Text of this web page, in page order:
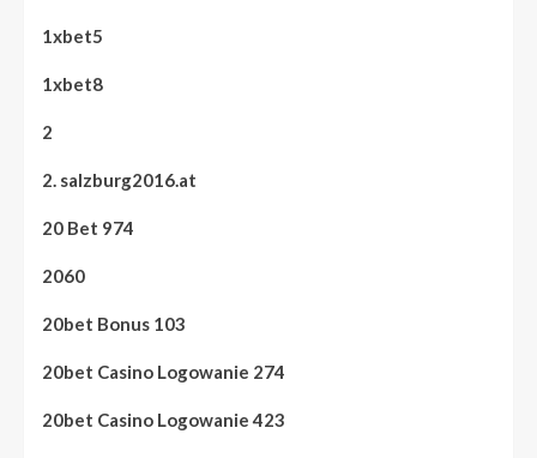
1xbet5
1xbet8
2
2. salzburg2016.at
20 Bet 974
2060
20bet Bonus 103
20bet Casino Logowanie 274
20bet Casino Logowanie 423